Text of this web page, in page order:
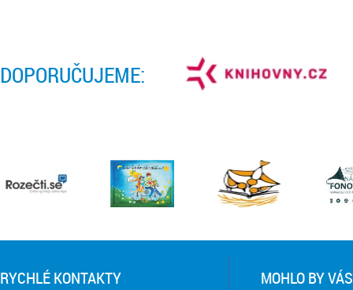
DOPORUČUJEME:
RYCHLÉ KONTAKTY MOHLO BY